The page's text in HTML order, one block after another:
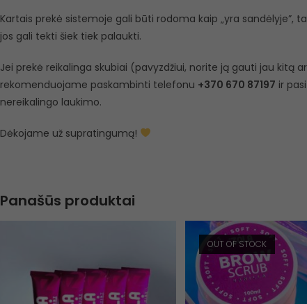
Kartais prekė sistemoje gali būti rodoma kaip „yra sandėlyje”,
jos gali tekti šiek tiek palaukti.
Jei prekė reikalinga skubiai (pavyzdžiui, norite ją gauti jau kitą
rekomenduojame paskambinti telefonu +370 670 87197 ir
nereikalingo laukimo.
Dėkojame už supratingumą!
Panašūs produktai
OUT OF STOCK